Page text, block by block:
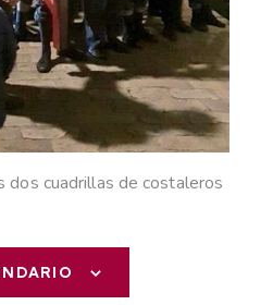
dos cuadrillas de costaleros